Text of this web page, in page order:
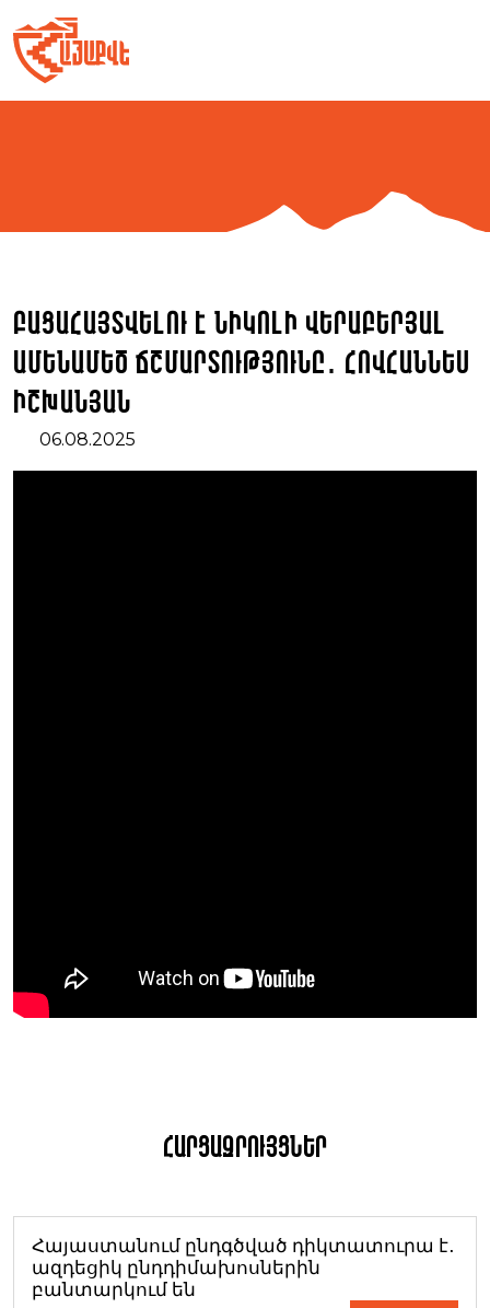
to
content
Բացահայտվելու է Նիկոլի վերաբերյալ
ամենամեծ ճշմարտությունը․ Հովհաննես
Իշխանյան
06.08.2025
Հարցազրույցներ
Հայաստանում ընդգծված դիկտատուրա է․
ազդեցիկ ընդդիմախոսներին
բանտարկում են